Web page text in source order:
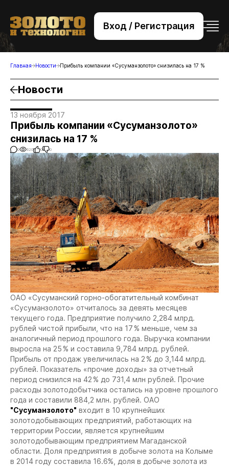
Вход / Регистрация
+7 (495) 221-76-32
bsv@zolteh.ru
Главная Новости Прибыль компании «Сусуманзолото» снизилась на 17 %
Новости
13 ноября 2017
Прибыль компании «Сусуманзолото»
снизилась на 17 %
0 620 0 0
ОАО «Сусуманский горно-обогатительный комбинат
«Сусуманзолото» отчиталось за девять месяцев
текущего года. Предприятие получило 2,284 млрд.
рублей чистой прибыли, что на 17 % меньше, чем за
аналогичный период прошлого года. Выручка компании
выросла на 25 % и составила 9,784 млрд. рублей.
Прибыль от продаж увеличилась на 2 % до 3,144 млрд.
рублей. Показатель «прочие доходы» за отчетный
период снизился на 42 % до 731,4 млн рублей. Прочие
расходы золотодобытчика остались на уровне прошлого
года и составили 884,2 млн. рублей. ОАО
"Сусуманзолото" входит в 10 крупнейших
золотодобывающих предприятий, работающих на
территории России, является крупнейшим
золотодобывающим предприятием Магаданской
области. Доля предприятия в добыче золота на Колыме
в 2014 году составила 16.6%, доля в добыче золота из